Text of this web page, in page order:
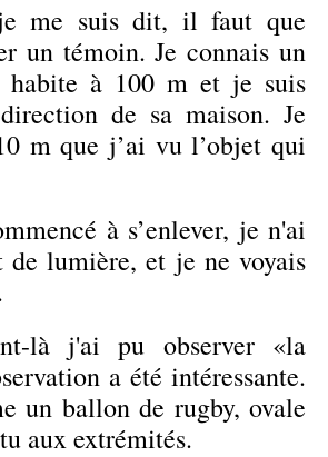
me suis dit, il faut que
un témoin. Je connais un
habite à 100 m et je suis
de sa maison. Je
m que j’ai vu l’objet qui
à s’enlever, je n'ai
de lumière, et je ne voyais
là j'ai pu observer «la
a été intéressante.
un ballon de rugby, ovale
aux extrémités.